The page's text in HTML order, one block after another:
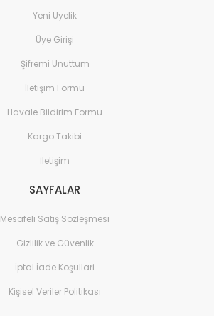
Yeni Üyelik
Üye Girişi
Şifremi Unuttum
İletişim Formu
Havale Bildirim Formu
Kargo Takibi
İletişim
SAYFALAR
Mesafeli Satış Sözleşmesi
Gizlilik ve Güvenlik
İptal İade Koşullari
Kişisel Veriler Politikası